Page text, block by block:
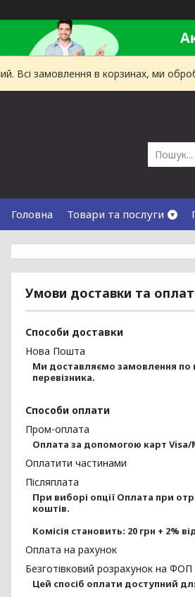
Всі замовлення в корзинах, ми
Головна Товари та послуги
Умови доставки та
Способи доставки
Нова Пошта
Ми доставляємо замовлення по
перевізника.
Способи оплати
Пром-оплата
Оплата за допомогою карт
Оплатити частинами
Післяплата
При виборі опції Оплата при
коштів.
Комісія становить: 20 грн + 2%
Оплата на рахунок
Безготівковий розрахунок на ФОП
Цей спосіб оплати доступний